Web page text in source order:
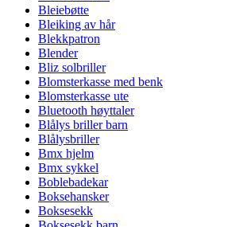
Bleiebøtte
Bleiking av hår
Blekkpatron
Blender
Bliz solbriller
Blomsterkasse med benk
Blomsterkasse ute
Bluetooth høyttaler
Blålys briller barn
Blålysbriller
Bmx hjelm
Bmx sykkel
Boblebadekar
Boksehansker
Boksesekk